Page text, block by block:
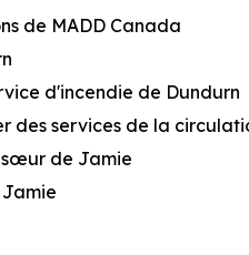
de MADD Canada
d'incendie de Dundurn
des services de la
sœur de Jamie